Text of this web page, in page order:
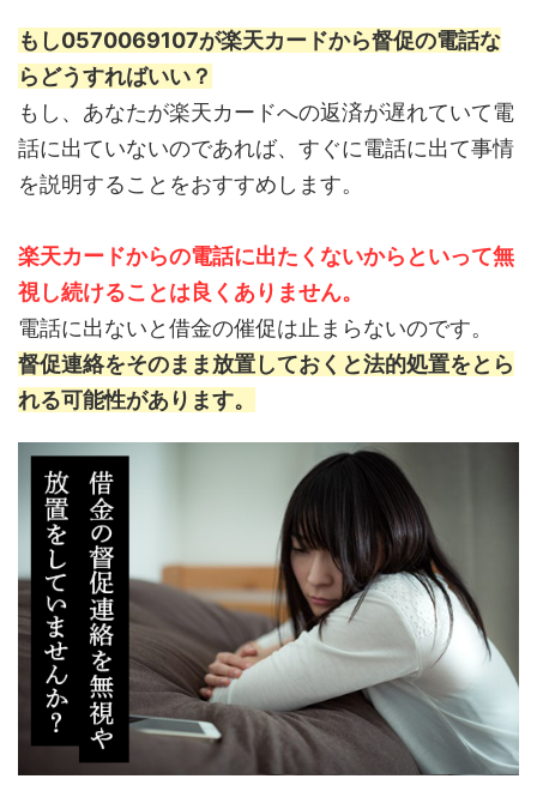
もし0570069107が楽天カードから督促の電話な
らどうすればいい？
もし、あなたが楽天カードへの返済が遅れていて電
話に出ていないのであれば、すぐに電話に出て事情
を説明することをおすすめします。
楽天カードからの電話に出たくないからといって無
視し続けることは良くありません。
電話に出ないと借金の催促は止まらないのです。
督促連絡をそのまま放置しておくと法的処置をとら
れる可能性があります。